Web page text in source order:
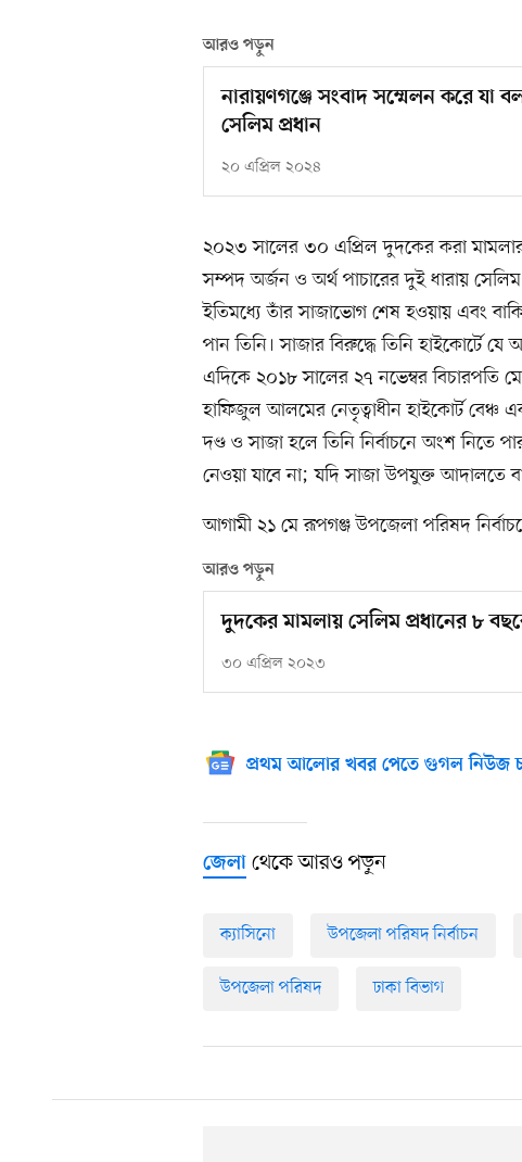
আরও পড়ুন
নারায়ণগঞ্জে সংবাদ সম্মেলন করে যা
সেলিম প্রধান
২০ এপ্রিল ২০২৪
২০২৩ সালের ৩০ এপ্রিল দুদকের করা
সম্পদ অর্জন ও অর্থ পাচারের দুই ধারায়
ইতিমধ্যে তাঁর সাজাভোগ শেষ হওয়ায় এবং
পান তিনি। সাজার বিরুদ্ধে তিনি হাইকোর্টে
এদিকে ২০১৮ সালের ২৭ নভেম্বর
হাফিজুল আলমের নেতৃত্বাধীন হাইকোর্ট বেঞ্চ
দণ্ড ও সাজা হলে তিনি নির্বাচনে অংশ নিতে
নেওয়া যাবে না; যদি সাজা উপযুক্ত আদালতে
আগামী ২১ মে রূপগঞ্জ উপজেলা পরিষদ
আরও পড়ুন
দুদকের মামলায় সেলিম প্রধানের ৮
৩০ এপ্রিল ২০২৩
প্রথম আলোর খবর পেতে গুগল নিউজ
জেলা থেকে আরও পড়ুন
ক্যাসিনো উপজেলা পরিষদ নির্বাচন
উপজেলা পরিষদ ঢাকা বিভাগ